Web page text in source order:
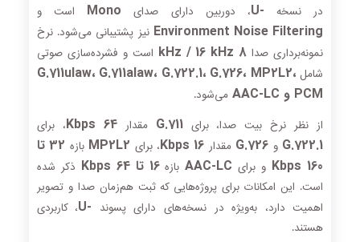
در نسخه -U ، دوربین دارای صدای Mono است و
Environment Noise Filtering نیز پشتیبانی می‌شود. نرخ
نمونه‌برداری صدا 8 kHz / 16 kHz
است و فشرده‌سازی صوتی
شاملG.711ulaw، G.711alaw، G.722.1، G.726، MP2L2،
PCM و AAC-LC
می‌شود.
از نظر نرخ بیت صدا، برایG.711 مقدار64 Kbps ، برای
G.722.1 و G.726 مقدار 16 Kbps ، برای MP2L2 بازه
32 تا
160 Kbps
و برای AAC-LCبازه16 تا 64 Kbps
ذکر شده
است. این امکانات برای پروژه‌هایی که ثبت هم‌زمان صدا و تصویر
اهمیت دارد، به‌ویژه در نسخه‌های دارای پسوند -U
، کاربردی
هستند.